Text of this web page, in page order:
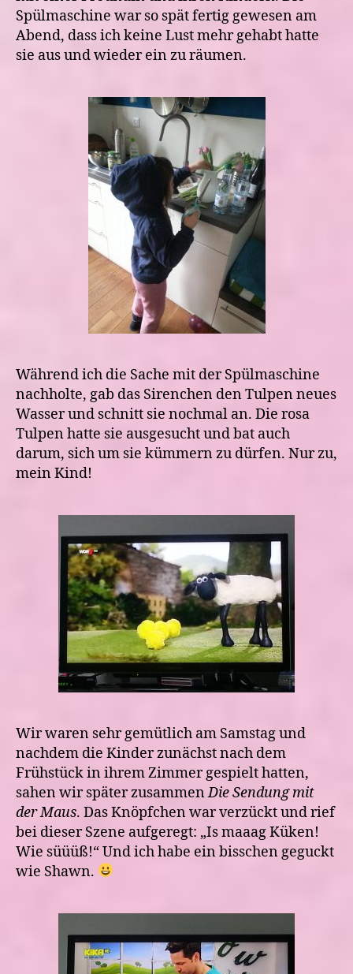
Spülmaschine war so spät fertig gewesen am
Abend, dass ich keine Lust mehr gehabt hatte
sie aus und wieder ein zu räumen.
Während ich die Sache mit der Spülmaschine
nachholte, gab das Sirenchen den Tulpen neues
Wasser und schnitt sie nochmal an. Die rosa
Tulpen hatte sie ausgesucht und bat auch
darum, sich um sie kümmern zu dürfen. Nur zu,
mein Kind!
Wir waren sehr gemütlich am Samstag und
nachdem die Kinder zunächst nach dem
Frühstück in ihrem Zimmer gespielt hatten,
sahen wir später zusammenDie Sendung mit
der Maus. Das Knöpfchen war verzückt und rief
bei dieser Szene aufgeregt: „Is maaag Küken!
Wie süüüß!“ Und ich habe ein bisschen geguckt
wie Shawn.